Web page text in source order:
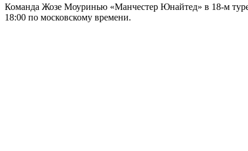
Команда Жозе Моуринью «Манчестер Юнайтед» в 18-м туре
18:00 по московскому времени.